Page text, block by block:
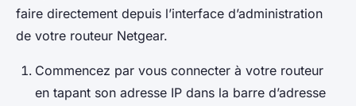
faire directement depuis l’interface d’administration
de votre routeur Netgear.
Commencez par vous connecter à votre routeur
en tapant son adresse IP dans la barre d’adresse